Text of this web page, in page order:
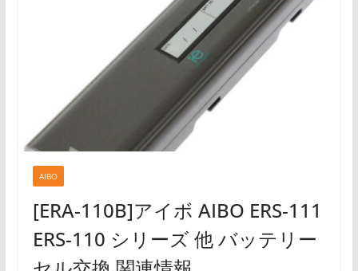
AIBO
[ERA-110B]アイボ AIBO ERS-111
ERS-110 シリーズ 他 バッテリー